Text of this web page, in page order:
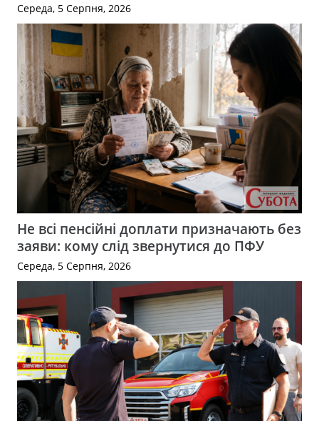
Середа, 5 Серпня, 2026
Не всі пенсійні доплати призначають без
заяви: кому слід звернутися до ПФУ
Середа, 5 Серпня, 2026